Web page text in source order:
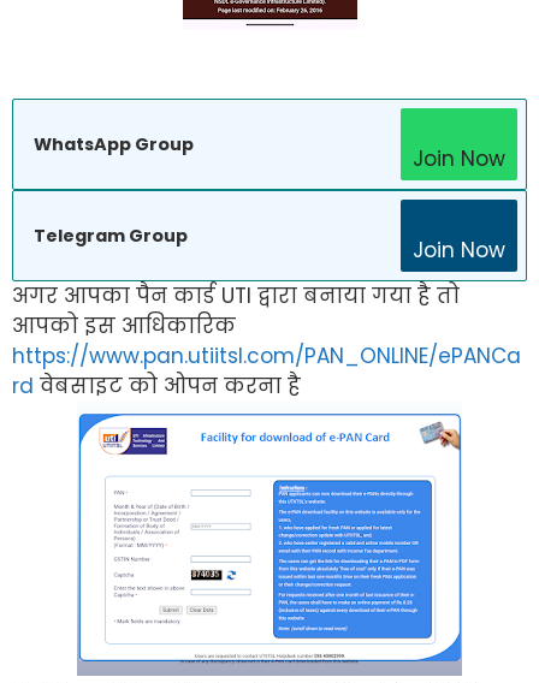
WhatsApp Group
Join Now
Telegram Group
Join Now
अगर आपका पैन कार्ड UTI द्वारा बनाया गया है तो
आपको इस आधिकारिक
https://www.pan.utiitsl.com/PAN_ONLINE/ePANCa
rd वेबसाइट को ओपन करना है